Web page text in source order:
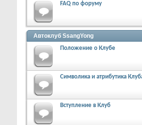
FAQ по форуму
Автоклуб SsangYong
Положение о Клубе
Символика и атрибутика
Вступление в Клуб